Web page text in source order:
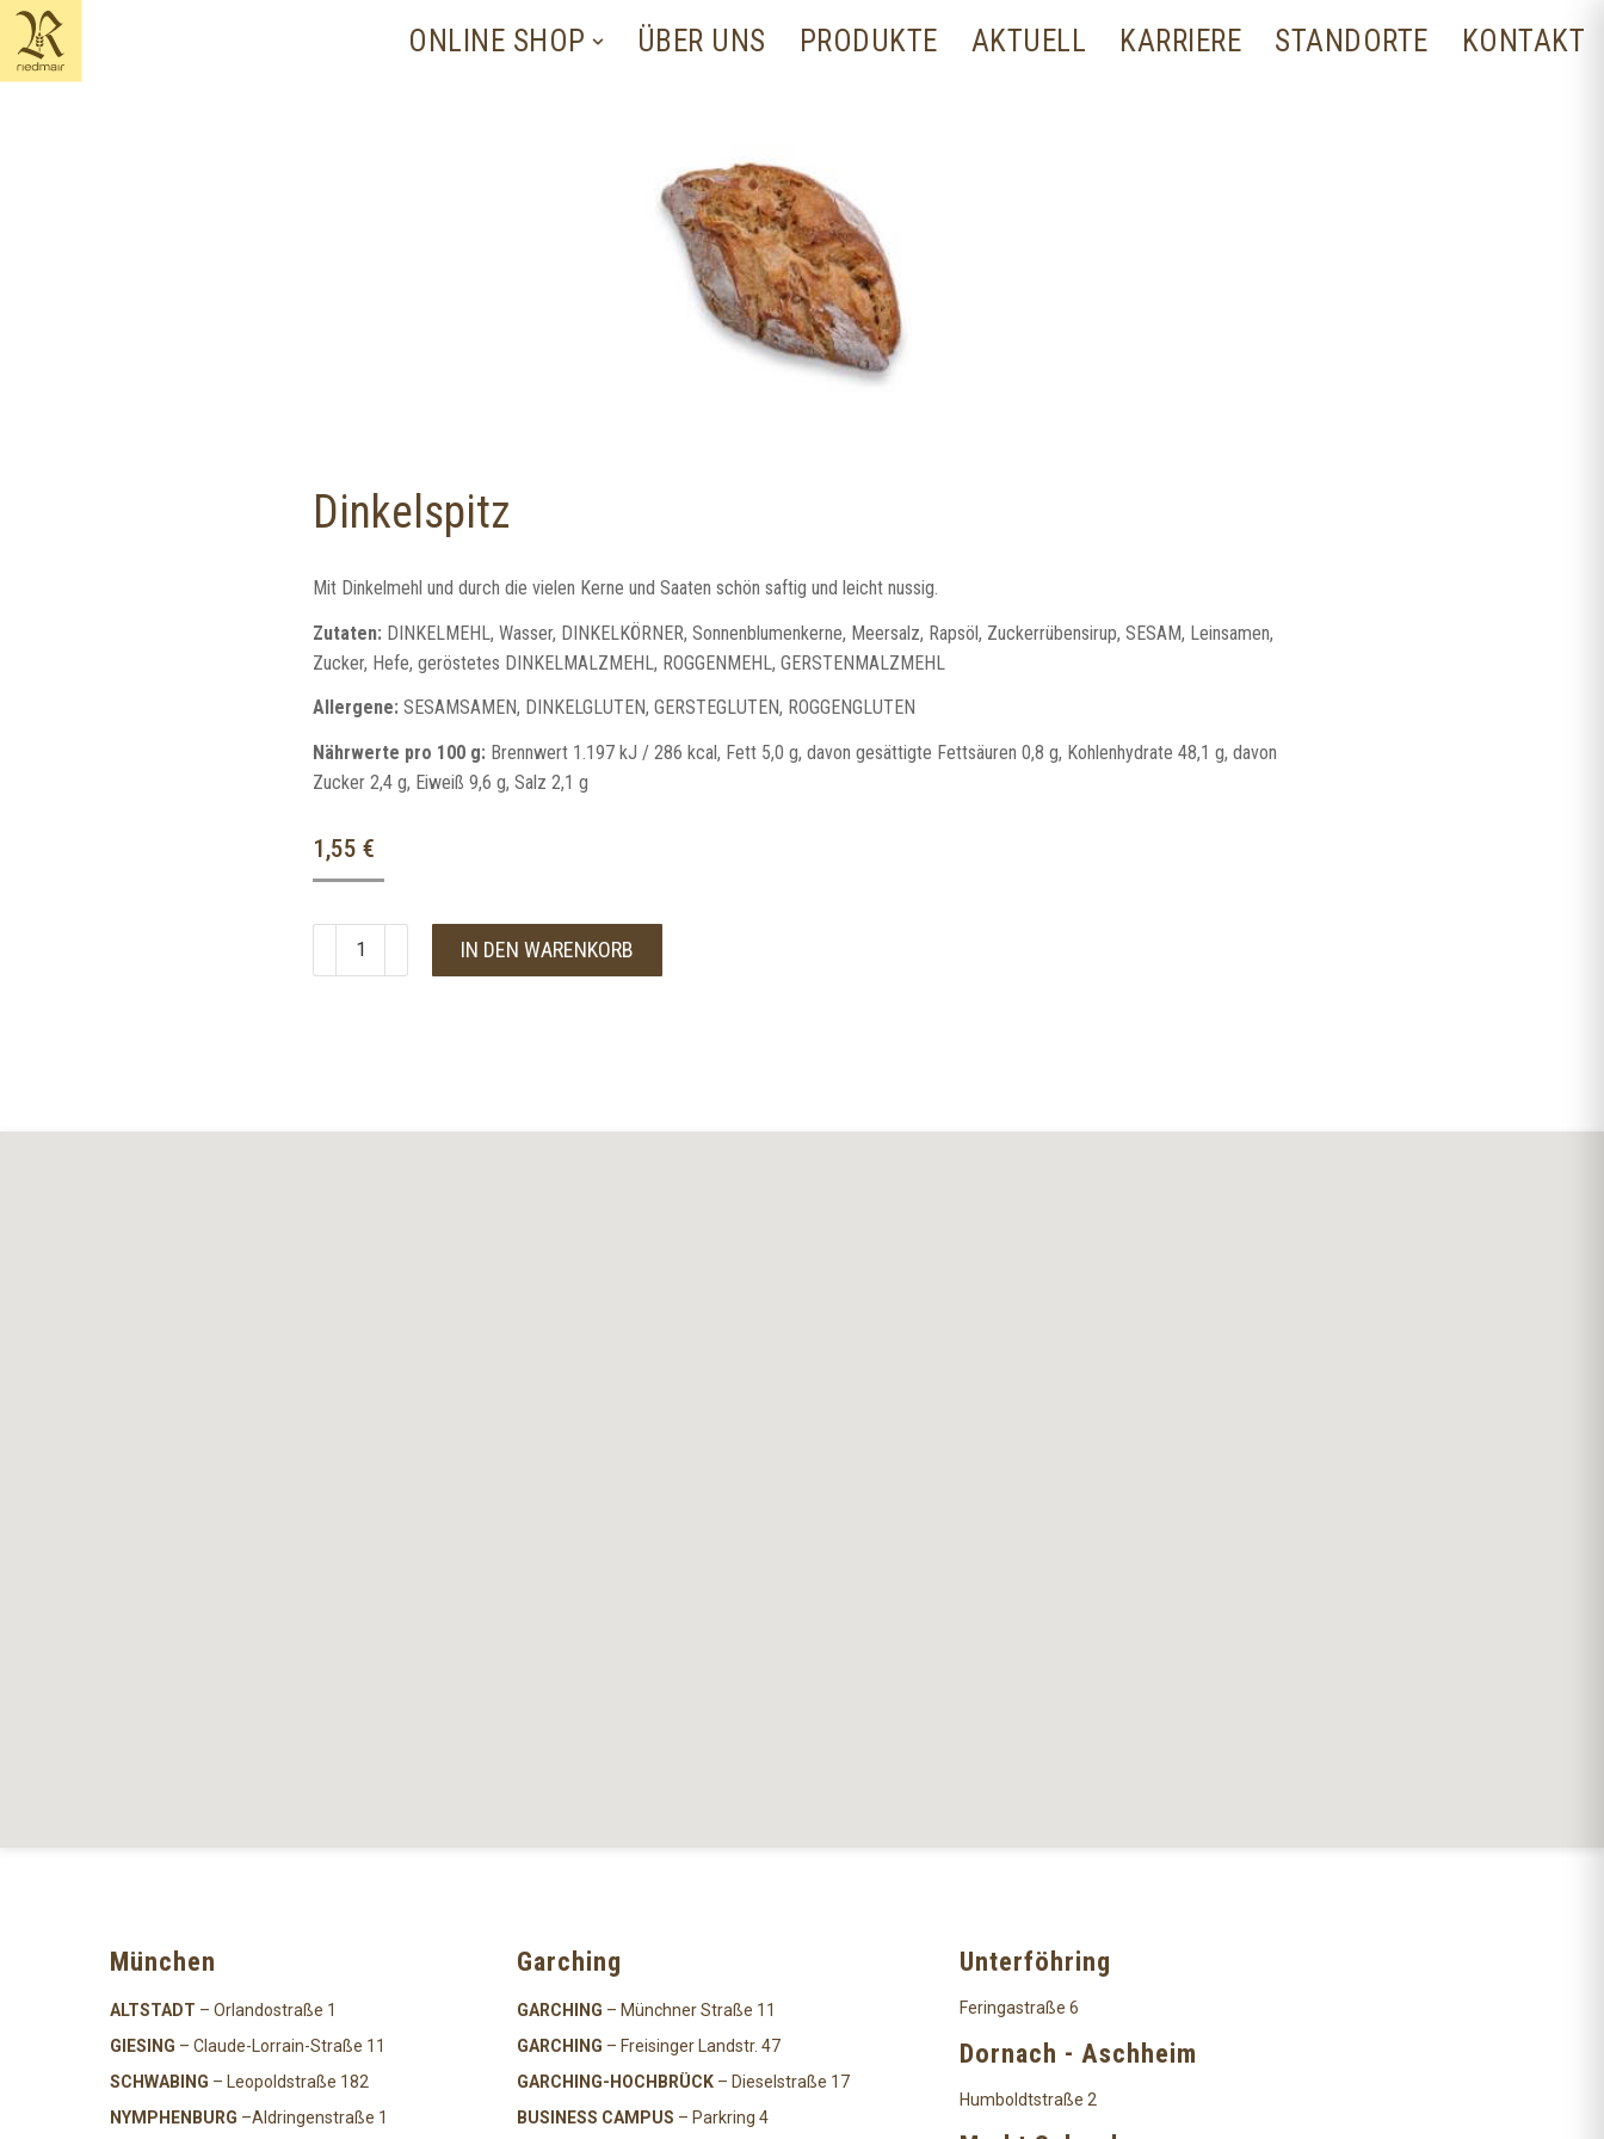
content
ONLINE SHOP ÜBER UNS PRODUKTE AKTUELL KARRIERE STANDORTE KONTAKT
Dinkelspitz
Mit Dinkelmehl und durch die vielen Kerne und Saaten schön saftig und leicht nussig.
Zutaten: DINKELMEHL, Wasser, DINKELKÖRNER, Sonnenblumenkerne, Meersalz, Rapsöl, Zuckerrübensirup, SESAM, Leinsamen,
Zucker, Hefe, geröstetes DINKELMALZMEHL, ROGGENMEHL, GERSTENMALZMEHL
Allergene: SESAMSAMEN, DINKELGLUTEN, GERSTEGLUTEN, ROGGENGLUTEN
Nährwerte pro 100 g: Brennwert 1.197 kJ / 286 kcal, Fett 5,0 g, davon gesättigte Fettsäuren 0,8 g, Kohlenhydrate 48,1 g, davon
Zucker 2,4 g, Eiweiß 9,6 g, Salz 2,1 g
1,55 €
IN DEN WARENKORB
München
ALTSTADT – Orlandostraße 1
GIESING – Claude-Lorrain-Straße 11
SCHWABING – Leopoldstraße 182
NYMPHENBURG –Aldringenstraße 1
Garching
GARCHING – Münchner Straße 11
GARCHING – Freisinger Landstr. 47
GARCHING-HOCHBRÜCK – Dieselstraße 17
BUSINESS CAMPUS – Parkring 4
Unterföhring
Feringastraße 6
Dornach - Aschheim
Humboldtstraße 2